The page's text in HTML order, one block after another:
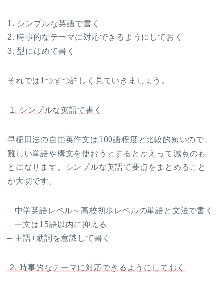
1. シンプルな英語で書く
2. 時事的なテーマに対応できるようにしておく
3. 型にはめて書く
それでは1つずつ詳しく見ていきましょう。
1. シンプルな英語で書く
早稲田法の自由英作文は100語程度と比較的短いので、
難しい単語や構文を使おうとするとかえって減点のも
とになります。シンプルな英語で要点をまとめること
が大切です。
– 中学英語レベル～高校初歩レベルの単語と文法で書く
– 一文は15語以内に抑える
– 主語+動詞を意識して書く
2. 時事的なテーマに対応できるようにしておく